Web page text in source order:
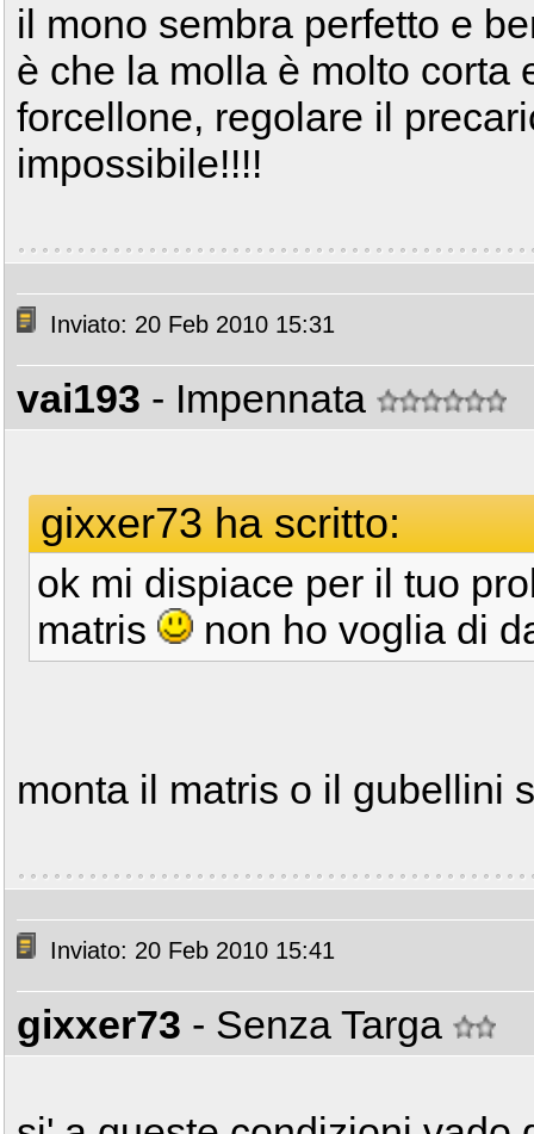
il mono sembra perfetto e
è che la molla è molto corta
forcellone, regolare il
impossibile!!!!
Inviato: 20 Feb 2010 15:31
vai193 - Impennata
gixxer73 ha scritto:
ok mi dispiace per il tuo
matris
non ho voglia di
monta il matris o il gubellini
Inviato: 20 Feb 2010 15:41
gixxer73 - Senza Targa